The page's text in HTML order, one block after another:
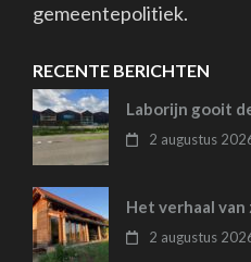
gemeentepolitiek.
RECENTE BERICHTEN
Laborijn gooit
2 augustus
Het verhaal
2 augustus